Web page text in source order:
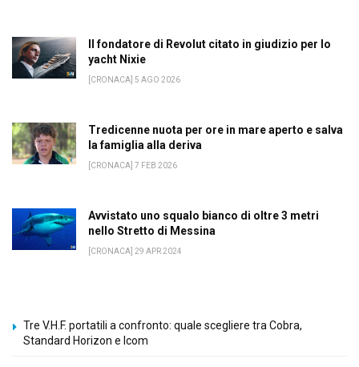
Il fondatore di Revolut citato in giudizio per lo
yacht Nixie
[CRONACA] 5 AGO 2026
Tredicenne nuota per ore in mare aperto e salva
la famiglia alla deriva
[CRONACA] 7 FEB 2026
Avvistato uno squalo bianco di oltre 3 metri
nello Stretto di Messina
[CRONACA] 29 APR 2024
Tre V.H.F. portatili a confronto: quale scegliere tra Cobra,
Standard Horizon e Icom